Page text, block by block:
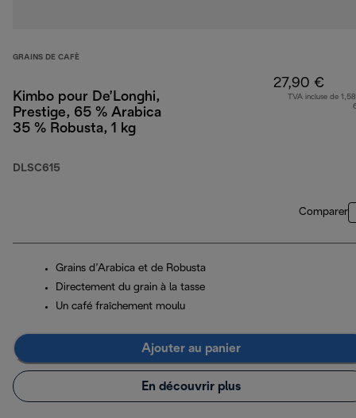
GRAINS DE CAFÈ
Kimbo pour De’Longhi,
Prestige, 65 % Arabica
35 % Robusta, 1 kg
DLSC615
27,90 €
TVA incluse de
Comparer
Grains d’Arabica et de Robusta
Directement du grain à la tasse
Un café fraîchement moulu
Ajouter au panier
En découvrir plus